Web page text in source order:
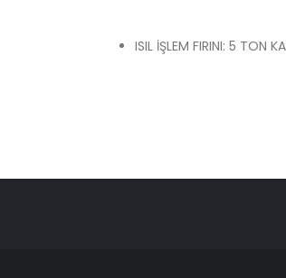
ISIL İŞLEM FIRINI: 5 TON